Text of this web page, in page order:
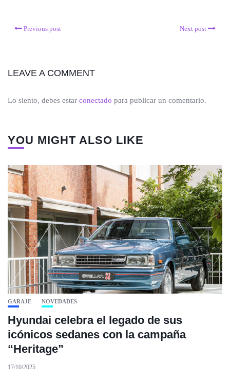
Previous post Next post
LEAVE A COMMENT
Lo siento, debes estar conectado para publicar un comentario.
YOU MIGHT ALSO LIKE
GARAJE NOVEDADES
Hyundai celebra el legado de sus
icónicos sedanes con la campaña
“Heritage”
17/10/2025